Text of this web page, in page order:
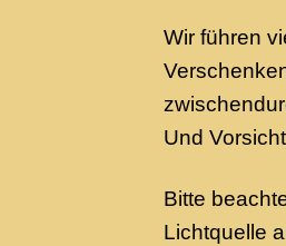
Wir führen
Und
Bitte
Lichtquelle